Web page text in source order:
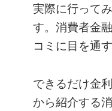
実際に行って
す。消費者金
コミに目を通
できるだけ金
から紹介する